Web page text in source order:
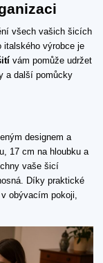
všech vašich šicích
italského výrobce je
vám pomůže udržet
a další pomůcky
designem a
17 cm na hloubku a
vaše šicí
Díky praktické
obývacím pokoji,